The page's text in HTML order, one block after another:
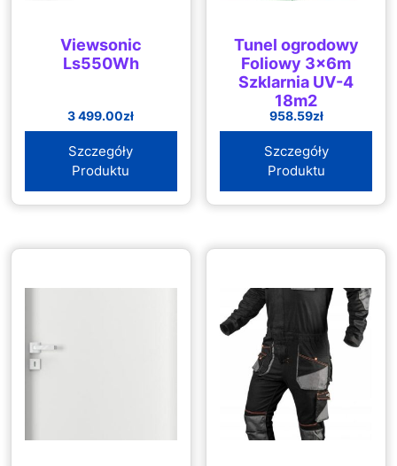
Viewsonic
Ls550Wh
3 499.00zł
Szczegóły
Produktu
Tunel ogrodowy
Foliowy 3x6m
Szklarnia UV-4
18m2
958.59zł
Szczegóły
Produktu